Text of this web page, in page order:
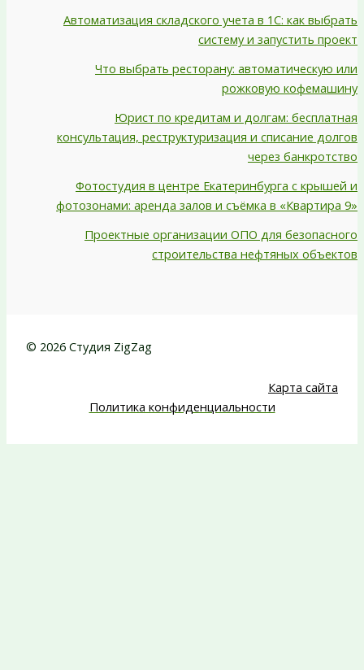
Автоматизация складского учета в 1С: как выбрать
систему и запустить проект
Что выбрать ресторану: автоматическую или
рожковую кофемашину
Юрист по кредитам и долгам: бесплатная
консультация, реструктуризация и списание долгов
через банкротство
Фотостудия в центре Екатеринбурга с крышей и
фотозонами: аренда залов и съёмка в «Квартира 9»
Проектные организации ОПО для безопасного
строительства нефтяных объектов
© 2026 Студия ZigZag
Карта сайта
Политика конфиденциальности